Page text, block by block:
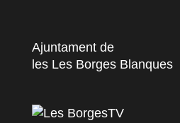
Ajuntament de
les Les Borges Blanques